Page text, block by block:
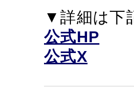
▼詳細は下
公式HP
公式X